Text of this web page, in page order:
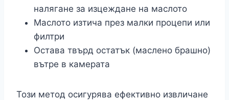
налягане за изцеждане на маслото
Маслото изтича през малки процепи или
филтри
Остава твърд остатък (маслено брашно)
вътре в камерата
Този метод осигурява ефективно извличане